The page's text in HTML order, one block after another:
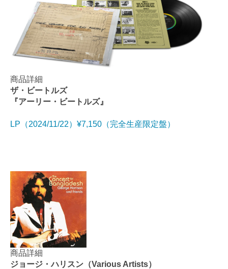
商品詳細
ザ・ビートルズ
『アーリー・ビートルズ』
LP（2024/11/22）¥7,150（完全生産限定盤）
商品詳細
ジョージ・ハリスン（Various Artists）